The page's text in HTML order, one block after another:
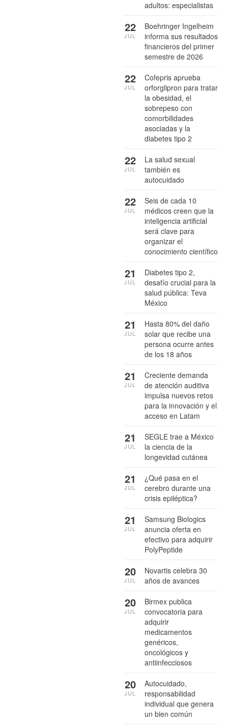
adultos: especialistas
Boehringer Ingelheim
informa sus resultados
financieros del primer
semestre de 2026
22
JUL
Cofepris aprueba
orforglipron para tratar
la obesidad, el
sobrepeso con
comorbilidades
asociadas y la
diabetes tipo 2
22
JUL
La salud sexual
también es
autocuidado
22
JUL
Seis de cada 10
médicos creen que la
inteligencia artificial
será clave para
organizar el
conocimiento científico
22
JUL
Diabetes tipo 2,
desafío crucial para la
salud pública: Teva
México
21
JUL
Hasta 80% del daño
solar que recibe una
persona ocurre antes
de los 18 años
21
JUL
Creciente demanda
de atención auditiva
impulsa nuevos retos
para la innovación y el
acceso en Latam
21
JUL
SEGLE trae a México
la ciencia de la
longevidad cutánea
21
JUL
¿Qué pasa en el
cerebro durante una
crisis epiléptica?
21
JUL
Samsung Biologics
anuncia oferta en
efectivo para adquirir
PolyPeptide
21
JUL
Novartis celebra 30
años de avances
20
JUL
Birmex publica
convocatoria para
adquirir
medicamentos
genéricos,
oncológicos y
antiinfecciosos
20
JUL
Autocuidado,
responsabilidad
individual que genera
un bien común
20
JUL